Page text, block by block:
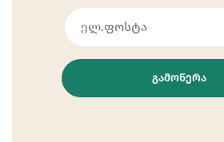
ᲒᲐᲛᲝᲬᲔᲠᲐ